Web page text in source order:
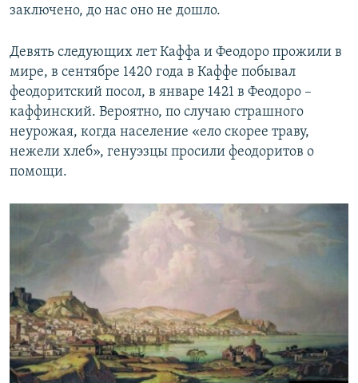
заключено, до нас оно не дошло.
Девять следующих лет Каффа и Феодоро прожили в
мире, в сентябре 1420 года в Каффе побывал
феодоритский посол, в январе 1421 в Феодоро –
каффинский. Вероятно, по случаю страшного
неурожая, когда население «ело скорее траву,
нежели хлеб», генуэзцы просили феодоритов о
помощи.